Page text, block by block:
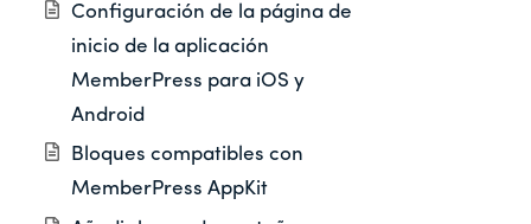
Configuración de la página de
inicio de la aplicación
MemberPress para iOS y
Android
Bloques compatibles con
MemberPress AppKit